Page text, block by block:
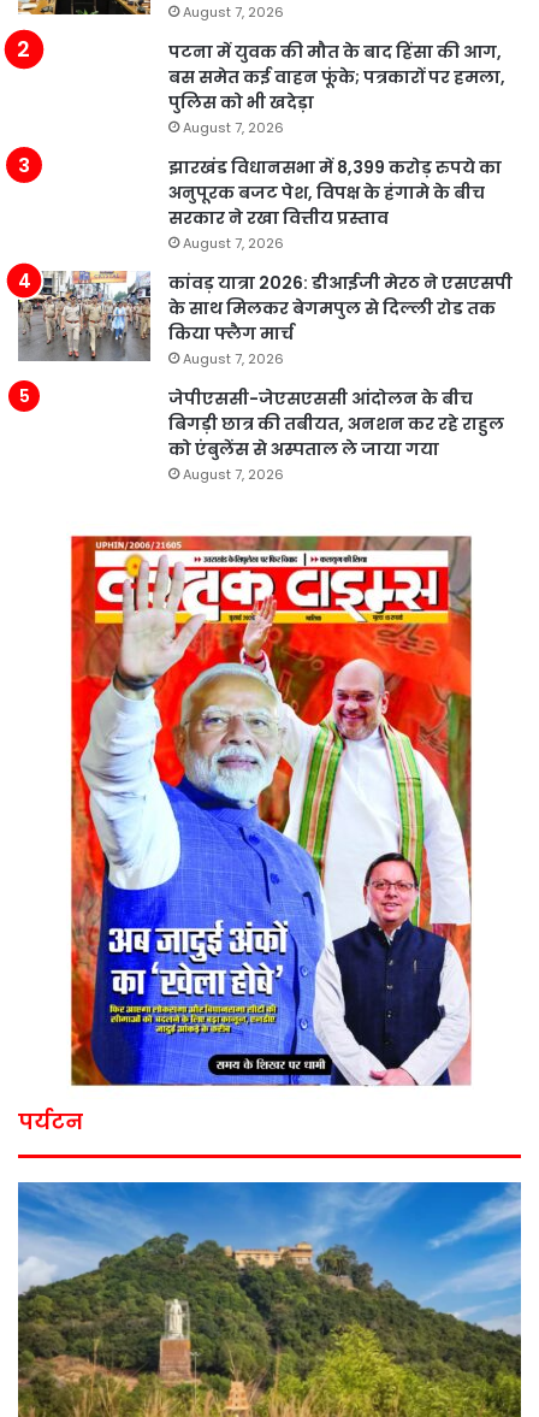
August 7, 2026
पटना में युवक की मौत के बाद हिंसा की आग,
बस समेत कई वाहन फूंके; पत्रकारों पर हमला,
पुलिस को भी खदेड़ा
August 7, 2026
झारखंड विधानसभा में 8,399 करोड़ रुपये का
अनुपूरक बजट पेश, विपक्ष के हंगामे के बीच
सरकार ने रखा वित्तीय प्रस्ताव
August 7, 2026
कांवड़ यात्रा 2026: डीआईजी मेरठ ने एसएसपी
के साथ मिलकर बेगमपुल से दिल्ली रोड तक
किया फ्लैग मार्च
August 7, 2026
जेपीएससी-जेएसएससी आंदोलन के बीच
बिगड़ी छात्र की तबीयत, अनशन कर रहे राहुल
को एंबुलेंस से अस्पताल ले जाया गया
August 7, 2026
पर्यटन